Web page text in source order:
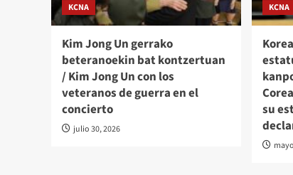
KCNA
Kim Jong Un gerrako
beteranoekin bat kontzertuan
/ Kim Jong Un con los
veteranos de guerra en el
concierto
julio 30, 2026
KCNA
su